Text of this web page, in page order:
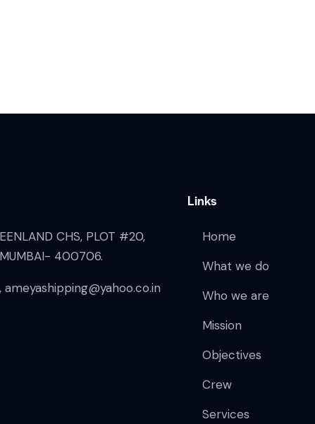
CHS, PLOT #20,
MUMBAI- 400706.
Links
Home
What we do
Who we are
Mission
Objectives
Crew
Services